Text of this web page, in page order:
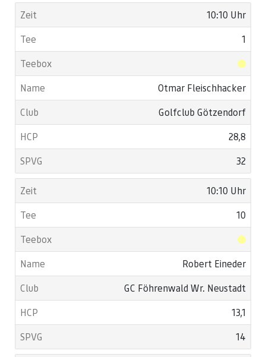
10:10 Uhr
1
Otmar Fleischhacker
Golfclub Götzendorf
28,8
32
10:10 Uhr
10
Robert Eineder
GC Föhrenwald Wr. Neustadt
13,1
14